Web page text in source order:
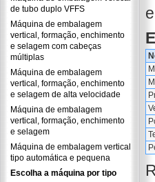
de tubo duplo VFFS
Máquina de embalagem
vertical, formação, enchimento
e selagem com cabeças
múltiplas
Máquina de embalagem
vertical, formação, enchimento
e selagem de alta velocidade
Máquina de embalagem
vertical, formação, enchimento
e selagem
Máquina de embalagem vertical
tipo automática e pequena
Escolha a máquina por tipo